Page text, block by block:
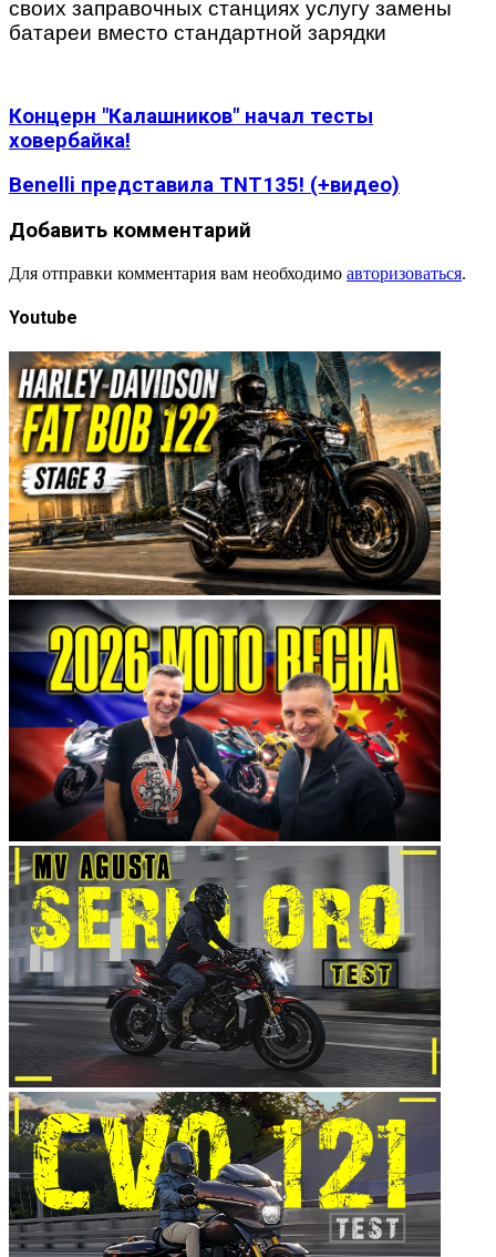
своих заправочных станциях услугу замены
батареи вместо стандартной зарядки
Концерн "Калашников" начал тесты
ховербайка!
Benelli представила TNT135! (+видео)
Добавить комментарий
Для отправки комментария вам необходимо авторизоваться.
Youtube